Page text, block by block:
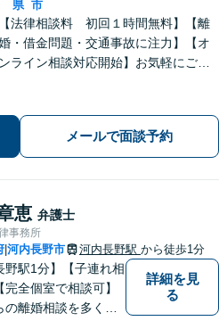
県 市
【法律相談料 初回１時間無料】【離
・借金問題・交通事故に注力】【オ
ンライン相談対応開始】お気軽にご相
ます。【土日・夜間相談に対応】
メールで面談予約
恵 弁護士
事務所
河内長野市 河内長野駅 から徒歩1分
野駅1分】【子連れ相
完全個室で相談可】
の離婚相談を多くご
詳細を見
る